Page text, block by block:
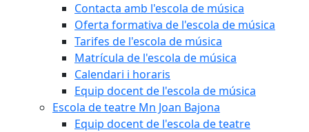
Contacta amb l'escola de música
Oferta formativa de l'escola de música
Tarifes de l'escola de música
Matrícula de l'escola de música
Calendari i horaris
Equip docent de l'escola de música
Escola de teatre Mn Joan Bajona
Equip docent de l'escola de teatre